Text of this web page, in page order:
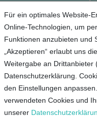
Für ein optimales Website-
Online-Technologien, um
Funktionen anzubieten und
„Akzeptieren“ erlaubt uns
Weitergabe an
Datenschutzerklärung.
den Einstellungen
verwendeten Cookies und
unserer